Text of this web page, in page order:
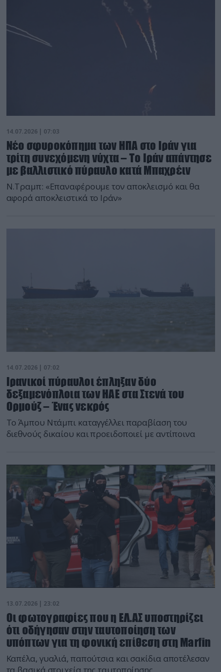
14.07.2026 | 07:03
Νέο σφυροκόπημα των ΗΠΑ στο Ιράν για
τρίτη συνεχόμενη νύχτα – Το Ιράν απάντησε
με βαλλιστικό πύραυλο κατά Μπαχρέιν
Ν.Τραμπ: «Επαναφέρουμε τον αποκλεισμό και θα
αφορά αποκλειστικά το Ιράν»
14.07.2026 | 07:02
Ιρανικοί πύραυλοι έπληξαν δύο
δεξαμενόπλοια των ΗΑΕ στα Στενά του
Ορμούζ – Ένας νεκρός
Το Άμπου Ντάμπι καταγγέλλει παραβίαση του
διεθνούς δικαίου και προειδοποιεί με αντίποινα
13.07.2026 | 23:02
Οι φωτογραφίες που η ΕΛ.ΑΣ υποστηρίζει
ότι οδήγησαν στην ταυτοποίηση των
υπόπτων για τη φονική επίθεση στη Marfin
Καπέλα, γυαλιά, παπούτσια και σακίδια αποτέλεσαν
τα βασικά στοιχεία της ταυτοποίησης